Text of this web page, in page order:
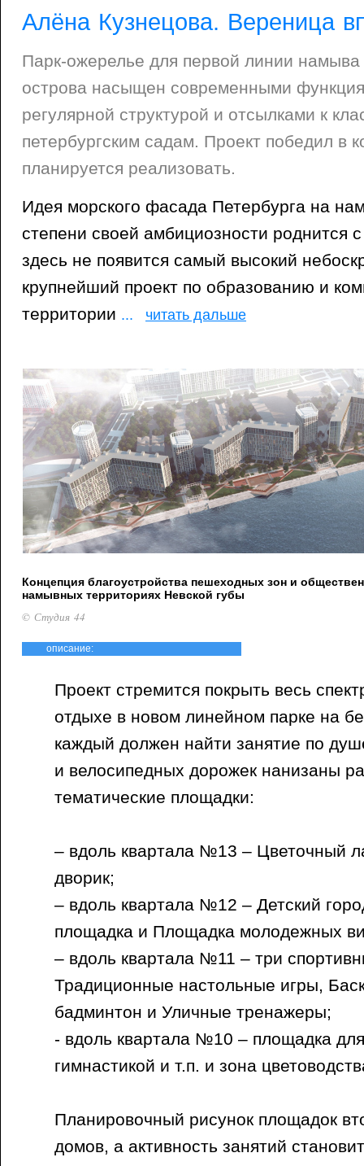
Алёна Кузнецова. Вереница
Парк-ожерелье для первой линии намыва
острова насыщен современными
регулярной структурой и отсылками к
петербургским садам. Проект победил в
планируется реализовать.
Идея морского фасада Петербурга на
степени своей амбициозности роднится
здесь не появится самый высокий
крупнейший проект по образованию и
территории ... читать дальше
Концепция благоустройства пешеходных зон и
намывных территориях Невской губы
© Студия 44
описание:
Проект стремится покрыть весь
отдыхе в новом линейном парке на
каждый должен найти занятие по
и велосипедных дорожек нанизаны
тематические площадки:
– вдоль квартала №13 – Цветочный
дворик;
– вдоль квартала №12 – Детский
площадка и Площадка молодежных
– вдоль квартала №11 – три
Традиционные настольные игры,
бадминтон и Уличные тренажеры;
- вдоль квартала №10 – площадка
гимнастикой и т.п. и зона
Планировочный рисунок площадок
домов, а активность занятий